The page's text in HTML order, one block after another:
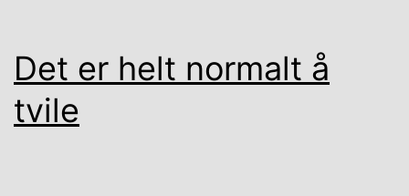
Det er helt normalt å
tvile